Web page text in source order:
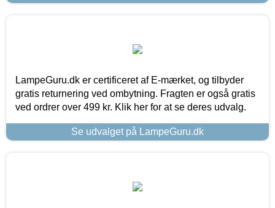
LampeGuru.dk er certificeret af E-mærket, og tilbyder
gratis returnering ved ombytning. Fragten er også gratis
ved ordrer over 499 kr. Klik her for at se deres udvalg.
Se udvalget på LampeGuru.dk